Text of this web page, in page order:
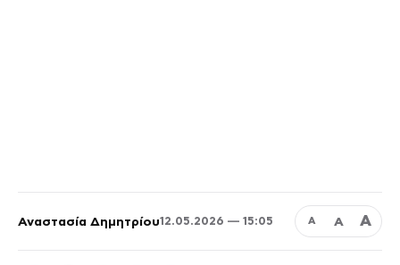
Αναστασία Δημητρίου12.05.2026 — 15:05 Α Α Α